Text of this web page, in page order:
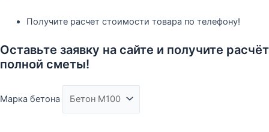
Получите расчет стоимости товара по телефону!
Оставьте заявку на сайте и получите расчёт
полной сметы!
Марка бетона